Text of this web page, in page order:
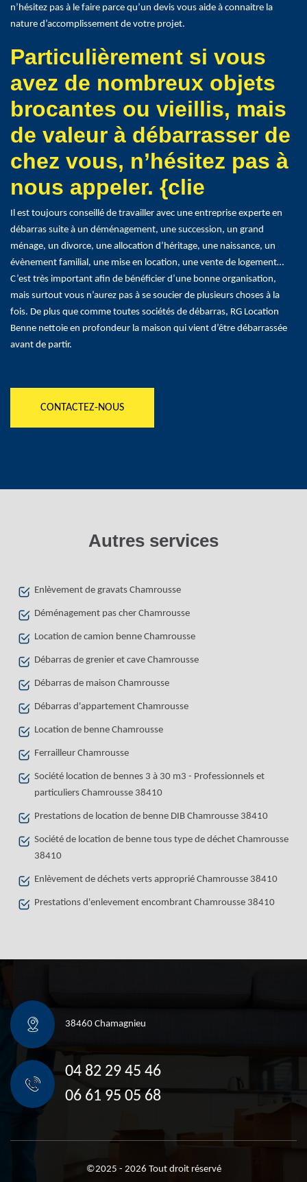
n’hésitez pas à le faire parce qu’un devis vous aide à connaitre la
nature d’accomplissement de votre projet.
Particulièrement si vous
avez de nombreux objets
brocantes ou vieillis, mais
de valeur à débarrasser de
chez vous, n’hésitez pas à
nous appeler. {clie
Il est toujours conseillé de travailler avec une entreprise experte en
débarras suite à un déménagement, une succession, un grand
ménage, un divorce, une allocation d’héritage, une naissance, un
évènement familial, une mise en location, une vente de logement…
C’est très important afin de bénéficier d’une bonne organisation,
mais surtout vous n’aurez pas à se soucier de plusieurs choses à la
fois. De plus que comme toutes sociétés de débarras, RG Location
Benne nettoie en profondeur la maison qui vient d’être débarrassée
avant de partir.
CONTACTEZ-NOUS
Autres services
Enlèvement de gravats Chamrousse
Déménagement pas cher Chamrousse
Location de camion benne Chamrousse
Débarras de grenier et cave Chamrousse
Débarras de maison Chamrousse
Débarras d'appartement Chamrousse
Location de benne Chamrousse
Ferrailleur Chamrousse
Société location de bennes 3 à 30 m3 - Professionnels et
particuliers Chamrousse 38410
Prestations de location de benne DIB Chamrousse 38410
Société de location de benne tous type de déchet Chamrousse
38410
Enlèvement de déchets verts approprié Chamrousse 38410
Prestations d'enlevement encombrant Chamrousse 38410
38460 Chamagnieu
04 82 29 45 46
06 61 95 05 68
©2025 - 2026 Tout droit réservé